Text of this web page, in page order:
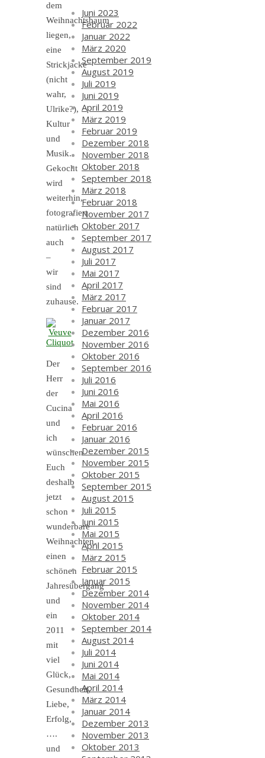
dem
Weihnachtsbaum
liegen,
eine
Strickjacke
(nicht
wahr,
Ulrike?),
Kultur
und
Musik.
Gekocht
wird
weiterhin,
fotografiert
natürlich
auch
–
wir
sind
zuhause.
Der
Herr
der
Cucina
und
ich
wünschen
Euch
deshalb
jetzt
schon
wunderbare
Weihnachten,
einen
schönen
Jahresübergang
und
ein
2011
mit
viel
Glück,
Gesundheit,
Liebe,
Erfolg,
….
und
Juni 2023
Februar 2022
Januar 2022
März 2020
September 2019
August 2019
Juli 2019
Juni 2019
April 2019
März 2019
Februar 2019
Dezember 2018
November 2018
Oktober 2018
September 2018
März 2018
Februar 2018
November 2017
Oktober 2017
September 2017
August 2017
Juli 2017
Mai 2017
April 2017
März 2017
Februar 2017
Januar 2017
Dezember 2016
November 2016
Oktober 2016
September 2016
Juli 2016
Juni 2016
Mai 2016
April 2016
Februar 2016
Januar 2016
Dezember 2015
November 2015
Oktober 2015
September 2015
August 2015
Juli 2015
Juni 2015
Mai 2015
April 2015
März 2015
Februar 2015
Januar 2015
Dezember 2014
November 2014
Oktober 2014
September 2014
August 2014
Juli 2014
Juni 2014
Mai 2014
April 2014
März 2014
Januar 2014
Dezember 2013
November 2013
Oktober 2013